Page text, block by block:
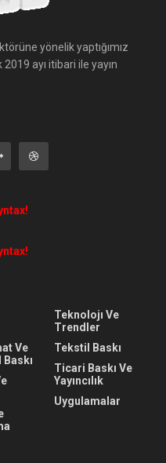
yönelik yaptığımız
ayı itibari ile yayın
Ve
Teknolojı Ve
Trendler
Tekstil Baskı
Ticari Baskı Ve
Yayıncılık
Uygulamalar